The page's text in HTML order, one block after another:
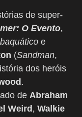
de super-
O Evento,
e
(Sandman,
dos heróis
.
de Abraham
Weird, Walkie